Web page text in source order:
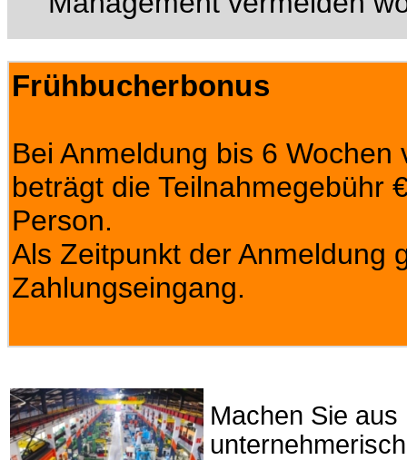
Frühbucherbonus
Bei Anmeldung bis 6 Wochen
beträgt die Teilnahmegebühr
Person.
Als Zeitpunkt der Anmeldung
Zahlungseingang.
Machen Sie